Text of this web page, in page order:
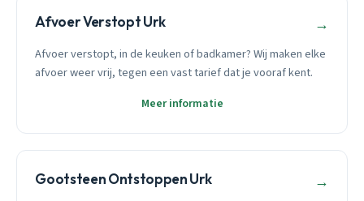
Afvoer Verstopt Urk →
Afvoer verstopt, in de keuken of badkamer? Wij maken elke
afvoer weer vrij, tegen een vast tarief dat je vooraf kent.
Meer informatie
Gootsteen Ontstoppen Urk →